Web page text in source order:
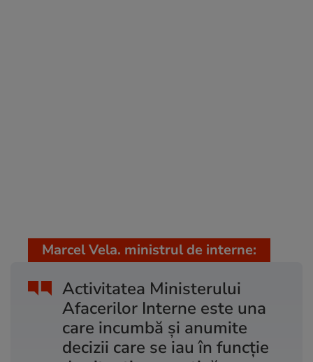
Activitatea Ministerului
Afacerilor Interne este una
care incumbă şi anumite
decizii care se iau în funcţie
Marcel Vela. ministrul de interne: